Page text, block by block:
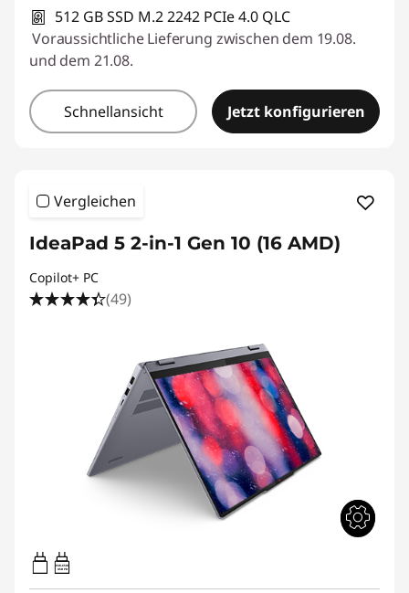
512 GB SSD M.2 2242 PCIe 4.0 QLC
Voraussichtliche Lieferung zwischen dem 19.08.
und dem 21.08.
Schnellansicht Jetzt konfigurieren
Vergleichen
IdeaPad 5 2-in-1 Gen 10 (16 AMD)
Copilot+ PC
(49)
45W-65W
USB PD